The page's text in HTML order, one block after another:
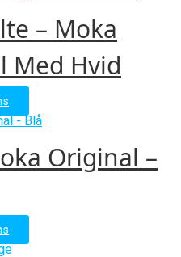
multiple
The
options
be
chosen
on
– Moka
Med Hvid
product
multiple
options
Original –
product